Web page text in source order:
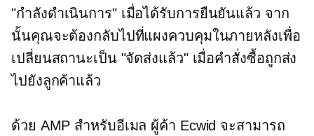
"กำลังดำเนินการ" เมื่อได้รับการยืนยันแล้ว จาก
นั้นคุณจะต้องกลับไปที่แผงควบคุมในภายหลังเพื่อ
เปลี่ยนสถานะเป็น "จัดส่งแล้ว" เมื่อคำสั่งซื้อถูกส่ง
ไปยังลูกค้าแล้ว
ด้วย AMP สำหรับอีเมล ผู้ค้า Ecwid จะสามารถ